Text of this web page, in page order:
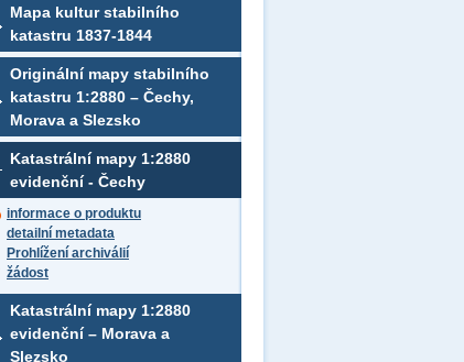
Mapa kultur stabilního
katastru 1837-1844
Originální mapy stabilního
katastru 1:2880 – Čechy,
Morava a Slezsko
Katastrální mapy 1:2880
evidenční - Čechy
informace o produktu
detailní metadata
Prohlížení archiválií
žádost
Katastrální mapy 1:2880
evidenční – Morava a
Slezsko